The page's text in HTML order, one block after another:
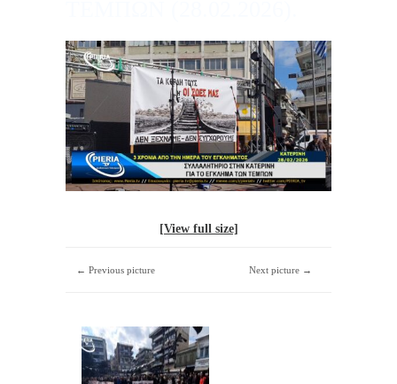
[View full size]
← Previous picture Next picture →